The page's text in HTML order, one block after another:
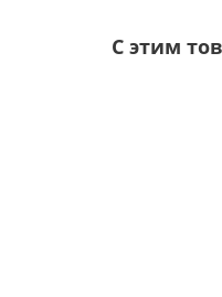
С этим